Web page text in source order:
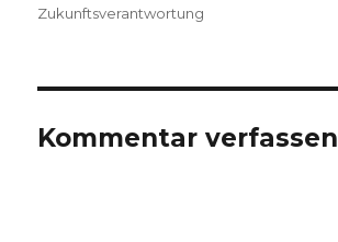
Zukunftsverantwortung
Kommentar verfassen